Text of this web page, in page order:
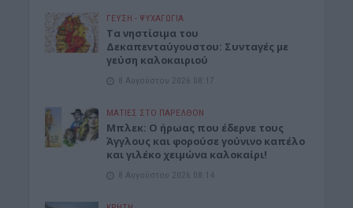
ΓΕΎΣΗ - ΨΥΧΑΓΩΓΊΑ
Τα νηστίσιμα του
Δεκαπενταύγουστου: Συνταγές με
γεύση καλοκαιριού
8 Αυγούστου 2026 08:17
ΜΑΤΙΕΣ ΣΤΟ ΠΑΡΕΛΘΟΝ
Μπλεκ: O ήρωας που έδερνε τους
Άγγλους και φορούσε γούνινο καπέλο
και γιλέκο χειμώνα καλοκαίρι!
8 Αυγούστου 2026 08:14